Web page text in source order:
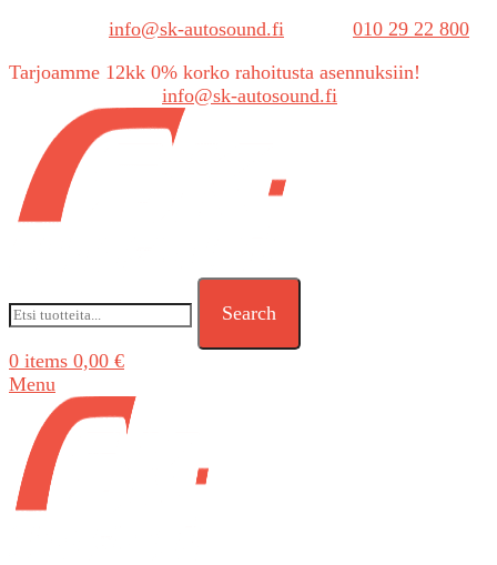
info@sk-autosound.fi
010 29 22 800
Tarjoamme 12kk 0% korko rahoitusta asennuksiin!
info@sk-autosound.fi
Search
0 items 0,00 €
Menu